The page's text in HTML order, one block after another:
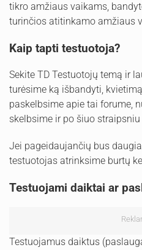
tikro amžiaus vaikams,
turinčios atitinkamo amžiaus
Kaip tapti testuotoja?
Sekite TD Testuotojų temą ir
turėsime ką išbandyti,
paskelbsime apie tai forume,
skelbsime ir po šiuo
Jei pageidaujančių bus
testuotojas atrinksime burtų
Testuojami daiktai ar
Testuojamus daiktus